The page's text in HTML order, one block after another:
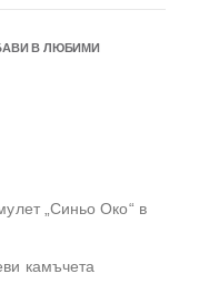
В ЛЮБИМИ
„Синьо Око“ в
камъчета